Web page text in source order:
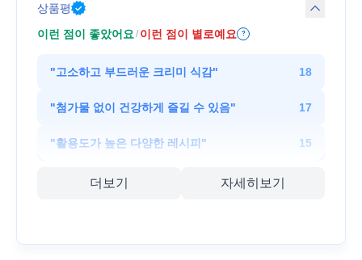
상품평
이런 점이 좋았어요 / 이런 점이 별로예요 ?
"고소하고 부드러운 크리미 식감" 18
"첨가물 없이 건강하게 즐길 수 있음" 17
"활용도가 높은 다양한 레시피" 15
더보기 자세히보기